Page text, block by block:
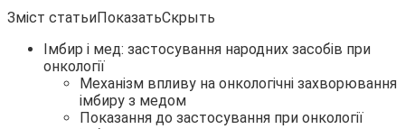
Зміст статьиПоказатьСкрыть
Імбир і мед: застосування народних засобів при
онкології
Механізм впливу на онкологічні захворювання
імбиру з медом
Показання до застосування при онкології